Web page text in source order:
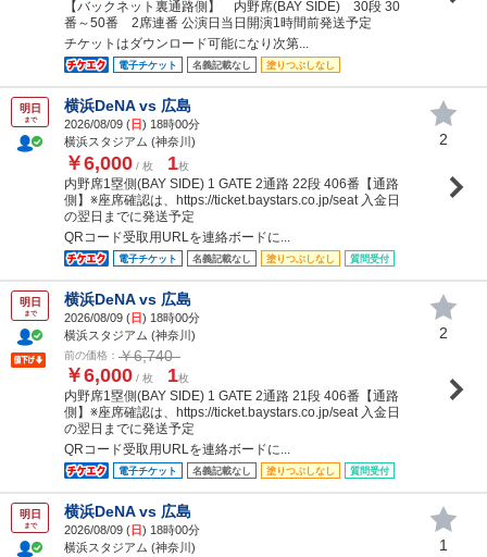
【バックネット裏通路側】 内野席(BAY SIDE) 30段 30
番～50番 2席連番 公演日当日開演1時間前発送予定
チケットはダウンロード可能になり次第...
電子チケット 名義記載なし 塗りつぶしなし
明日
まで
横浜DeNA vs 広島
2026/08/09 (日) 18時00分
横浜スタジアム (神奈川)
￥6,000 / 枚 1枚
内野席1塁側(BAY SIDE) 1 GATE 2通路 22段 406番【通路
側】※座席確認は、https://ticket.baystars.co.jp/seat 入金日
の翌日までに発送予定
QRコード受取用URLを連絡ボードに...
電子チケット 名義記載なし 塗りつぶしなし 質問受付
2
明日
まで
横浜DeNA vs 広島
2026/08/09 (日) 18時00分
横浜スタジアム (神奈川)
前の価格： ￥6,740
￥6,000 / 枚 1枚
内野席1塁側(BAY SIDE) 1 GATE 2通路 21段 406番【通路
側】※座席確認は、https://ticket.baystars.co.jp/seat 入金日
の翌日までに発送予定
QRコード受取用URLを連絡ボードに...
電子チケット 名義記載なし 塗りつぶしなし 質問受付
2
明日
まで
横浜DeNA vs 広島
2026/08/09 (日) 18時00分
横浜スタジアム (神奈川)
1